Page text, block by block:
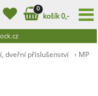
dveřní příslušenství › MP
0
košík 0,-